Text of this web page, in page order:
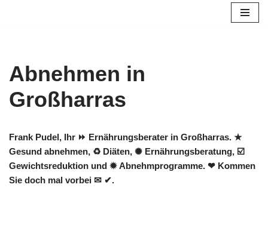
Abnehmen in
Großharras
Frank Pudel, Ihr ⏩ Ernährungsberater in Großharras. ★
Gesund abnehmen, ♻ Diäten, ✺ Ernährungsberatung, ☑️
Gewichtsreduktion und ✹ Abnehmprogramme. ❤ Kommen
Sie doch mal vorbei ✉ ✔.